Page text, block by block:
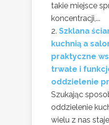
takie miejsce
koncentracji,...
Szklana
kuchnią a
praktyczne
trwałe i
oddzielenie
Szukając
oddzielenie
wielu z nas